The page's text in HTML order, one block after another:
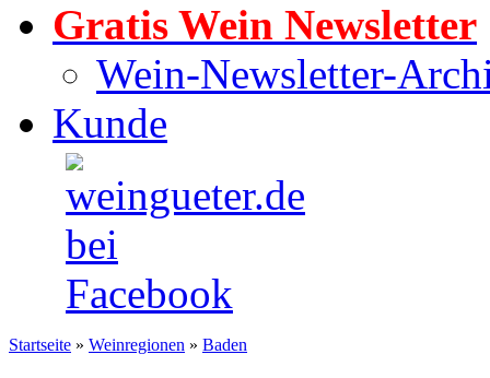
Gratis Wein Newsletter
Wein-Newsletter-
Kunde
Startseite » Weinregionen » Baden